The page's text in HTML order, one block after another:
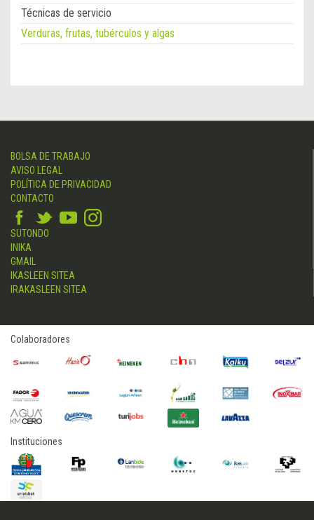
Técnicas de servicio
Verduras, frutas, tubérculos y algas
BOLSA DE TRABAJO
AVISO LEGAL
POLÍTICA DE PRIVACIDAD
CONTACTO
SUTONDO
INIKA
GMAIL
IKASLEEN SITEA
IRAKASLEEN SITEA
Colaboradores
Instituciones